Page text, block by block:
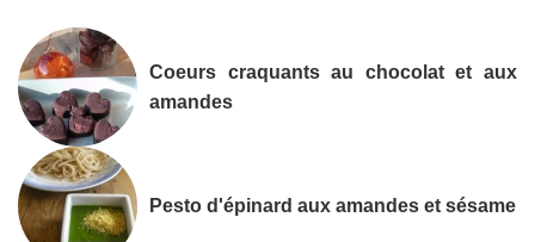
Coeurs craquants au chocolat et aux
amandes
Pesto d'épinard aux amandes et sésame